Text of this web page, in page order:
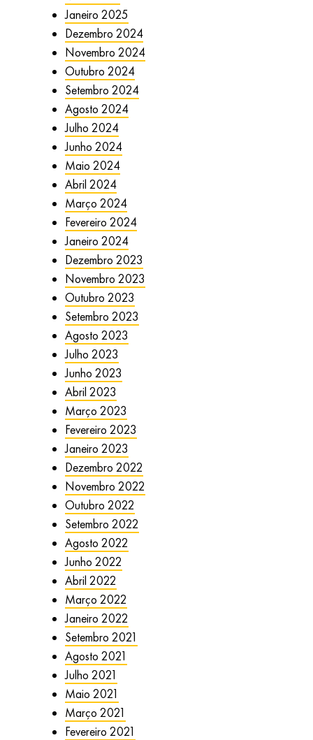
Janeiro 2025
Dezembro 2024
Novembro 2024
Outubro 2024
Setembro 2024
Agosto 2024
Julho 2024
Junho 2024
Maio 2024
Abril 2024
Março 2024
Fevereiro 2024
Janeiro 2024
Dezembro 2023
Novembro 2023
Outubro 2023
Setembro 2023
Agosto 2023
Julho 2023
Junho 2023
Abril 2023
Março 2023
Fevereiro 2023
Janeiro 2023
Dezembro 2022
Novembro 2022
Outubro 2022
Setembro 2022
Agosto 2022
Junho 2022
Abril 2022
Março 2022
Janeiro 2022
Setembro 2021
Agosto 2021
Julho 2021
Maio 2021
Março 2021
Fevereiro 2021